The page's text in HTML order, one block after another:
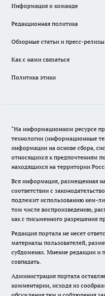
Информация о команде
Редакционная политика
Обзорные статьи и пресс-релизы
Как с нами связаться
Политика этики
"На информационном ресурсе
технологии (информационные
информации на основе сбора,
относящихся к предпочтениям
находящихся на территории
Вся информация, размещенная
соответствии с
подлежит использованию кем-
том числе воспроизведению,
как с письменного разрешения
Редакция портала не несет
материалы пользователей,
субдоменах. Мнение редакции и
совпадать.
Администрация портала
комментарии, исходя из